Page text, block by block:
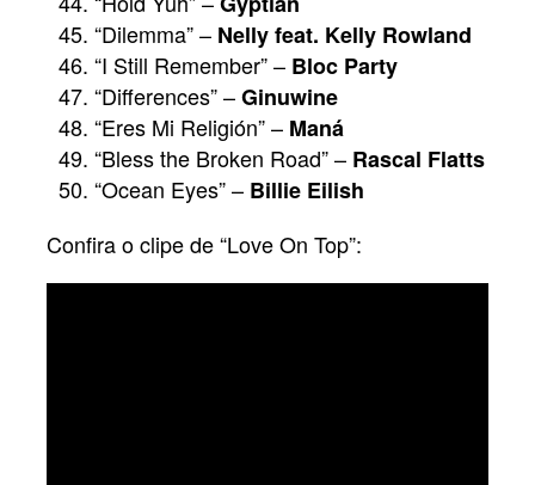
“Dilemma” – Nelly feat. Kelly Rowland
“I Still Remember” – Bloc Party
“Differences” –Ginuwine
“Eres Mi Religión” – Maná
“Bless the Broken Road” – Rascal Flatts
“Ocean Eyes” – Billie Eilish
Confira o clipe de “Love On Top”: